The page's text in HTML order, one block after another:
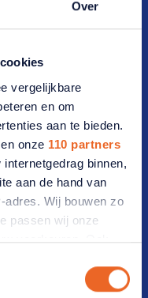
Over
vergelijkbare
en om
aan te bieden.
onze 110 partners
binnen,
aan de hand van
adres. Wij bouwen zo
passen wij onze
voorkeuren. Ook
delen we mogelijk